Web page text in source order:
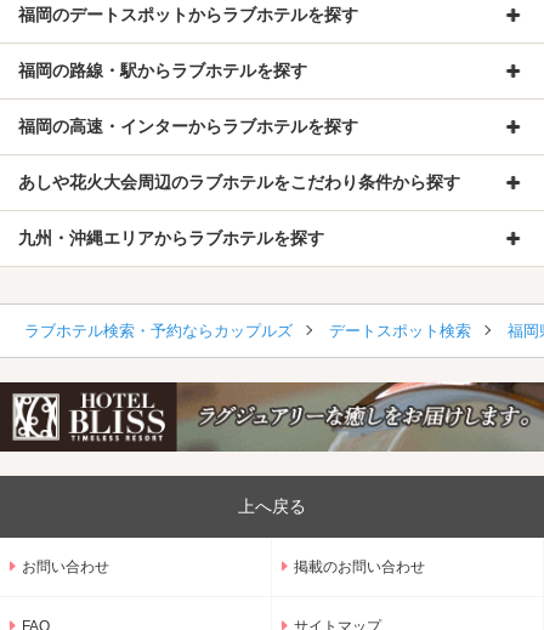
福岡のデートスポットからラブホテルを探す
福岡の路線・駅からラブホテルを探す
福岡の高速・インターからラブホテルを探す
あしや花火大会周辺のラブホテルをこだわり条件から探す
九州・沖縄エリアからラブホテルを探す
ラブホテル検索・予約ならカップルズ デートスポット検索 福岡
上へ戻る
お問い合わせ 掲載のお問い合わせ
FAQ サイトマップ